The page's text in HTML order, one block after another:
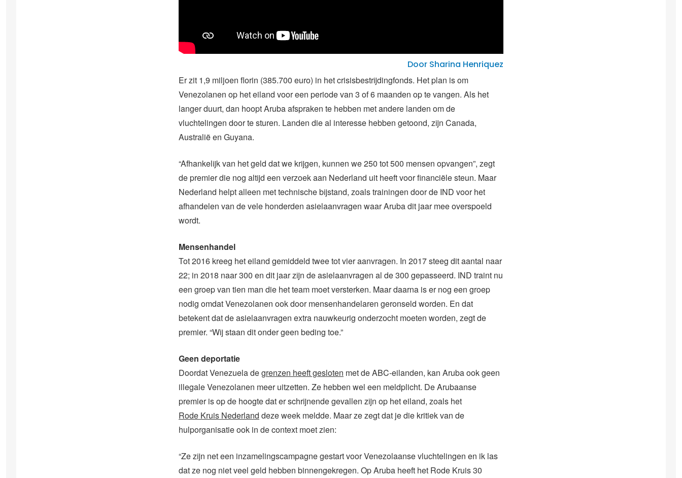
Door Sharina Henriquez
Er zit 1,9 miljoen florin (385.700 euro) in het crisisbestrijdingfonds. Het plan is om
Venezolanen op het eiland voor een periode van 3 of 6 maanden op te vangen. Als het
langer duurt, dan hoopt Aruba afspraken te hebben met andere landen om de
vluchtelingen door te sturen. Landen die al interesse hebben getoond, zijn Canada,
Australië en Guyana.
“Afhankelijk van het geld dat we krijgen, kunnen we 250 tot 500 mensen opvangen”, zegt
de premier die nog altijd een verzoek aan Nederland uit heeft voor financiële steun. Maar
Nederland helpt alleen met technische bijstand, zoals trainingen door de IND voor het
afhandelen van de vele honderden asielaanvragen waar Aruba dit jaar mee overspoeld
wordt.
Mensenhandel
Tot 2016 kreeg het eiland gemiddeld twee tot vier aanvragen. In 2017 steeg dit aantal naar
22; in 2018 naar 300 en dit jaar zijn de asielaanvragen al de 300 gepasseerd. IND traint nu
een groep van tien man die het team moet versterken. Maar daarna is er nog een groep
nodig omdat Venezolanen ook door mensenhandelaren geronseld worden. En dat
betekent dat de asielaanvragen extra nauwkeurig onderzocht moeten worden, zegt de
premier. “Wij staan dit onder geen beding toe.”
Geen deportatie
Doordat Venezuela degrenzen heeft gesloten met de ABC-eilanden, kan Aruba ook geen
illegale Venezolanen meer uitzetten. Ze hebben wel een meldplicht. De Arubaanse
premier is op de hoogte dat er schrijnende gevallen zijn op het eiland, zoals het
Rode Kruis Nederland deze week meldde. Maar ze zegt dat je die kritiek van de
hulporganisatie ook in de context moet zien:
“Ze zijn net een inzamelingscampagne gestart voor Venezolaanse vluchtelingen en ik las
dat ze nog niet veel geld hebben binnengekregen. Op Aruba heeft het Rode Kruis 30